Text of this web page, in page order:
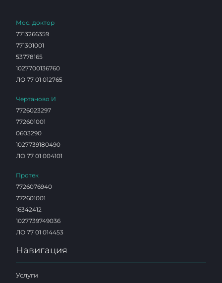
Мос. доктор
7713266359
771301001
53778165
1027700136760
ЛО 77 01 012765
Чертаново И
7726023297
772601001
0603290
1027739180490
ЛО 77 01 004101
Протек
7726076940
772601001
16342412
1027739749036
ЛО 77 01 014453
Навигация
Услуги